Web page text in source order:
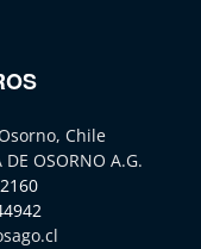
Chile
DE OSORNO A.G.